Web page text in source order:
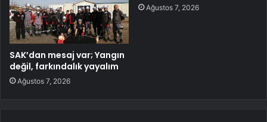
SAK’dan mesaj var; Yangın
değil, farkındalık yayalım
Ağustos 7, 2026
Ağustos 7, 2026